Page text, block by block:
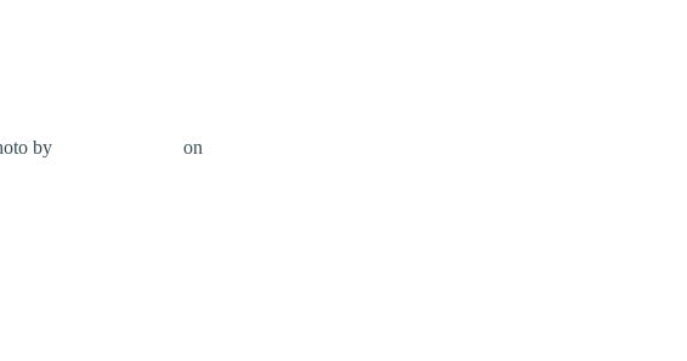
by on